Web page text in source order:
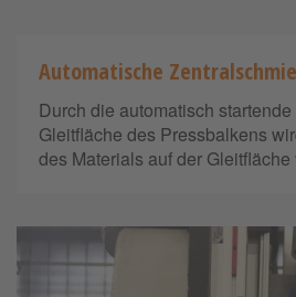
Automatische
Durch die automatisch
Gleitfläche des Pressbalkens
des Materials auf der Gleitfläche